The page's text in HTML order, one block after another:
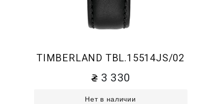
TIMBERLAND TBL.15514JS/02
3 330
Нет в наличии